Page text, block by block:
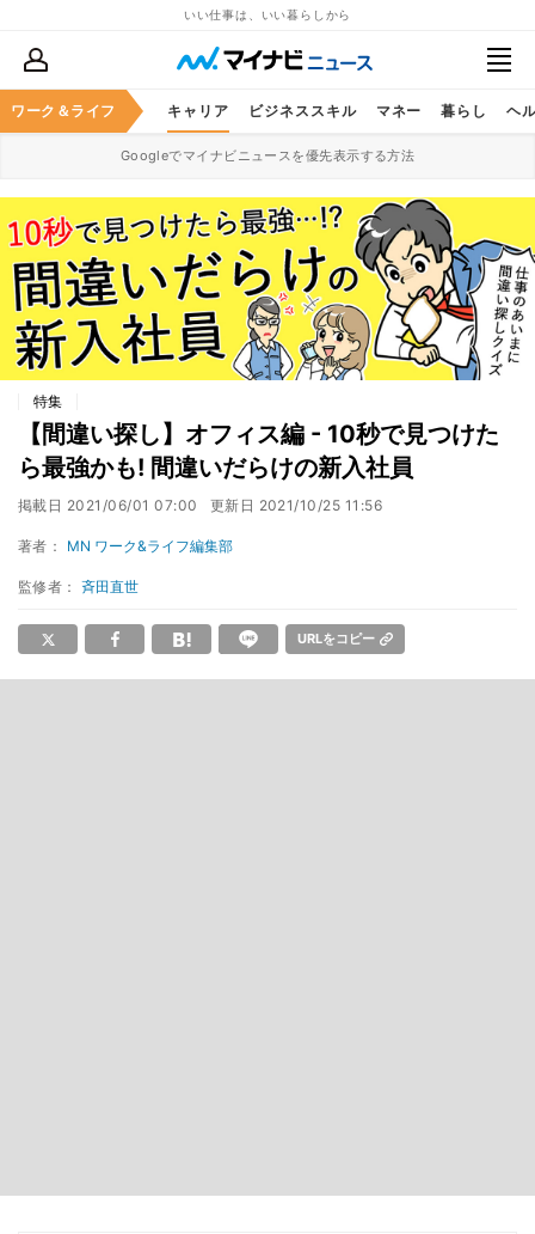
いい仕事は、いい暮らしから
ワーク＆ライフ キャリア ビジネススキル マネー 暮らし ヘ
Googleでマイナビニュースを優先表示する方法
特集
【間違い探し】オフィス編 - 10秒で見つけた
ら最強かも! 間違いだらけの新入社員
掲載日 2021/06/01 07:00 更新日 2021/10/25 11:56
著者： MN ワーク&ライフ編集部
監修者：斉田直世
URLをコピー